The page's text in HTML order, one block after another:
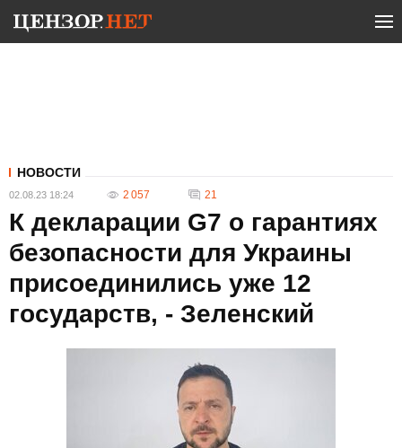
НОВОСТИ
02.08.23 18:24 2 057 21
К декларации G7 о гарантиях
безопасности для Украины
присоединились уже 12
государств, - Зеленский